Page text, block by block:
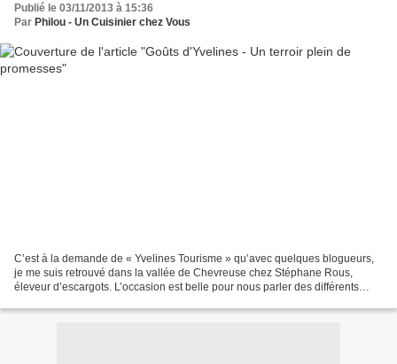
Publié le 03/11/2013 à 15:36
Par Philou - Un Cuisinier chez Vous
C’est à la demande de « Yvelines Tourisme » qu’avec quelques blogueurs,
je me suis retrouvé dans la vallée de Chevreuse chez Stéphane Rous,
éleveur d’escargots. L’occasion est belle pour nous parler des différents